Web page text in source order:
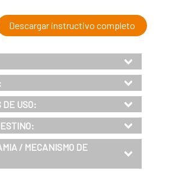
Descargar instructivo completo
DE USO:
/ MECANISMO DE